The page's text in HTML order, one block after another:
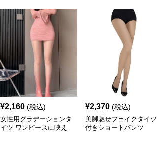
¥2,160 (税込)
女性用グラデーションタ
イツ ワンピースに映え
¥2,370 (税込)
美脚魅せフェイクタイツ
付きショートパンツ